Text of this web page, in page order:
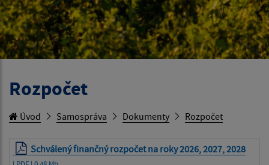
Rozpočet
Úvod Samospráva Dokumenty Rozpočet
Schválený finančný rozpočet na roky 2026, 2027, 2028